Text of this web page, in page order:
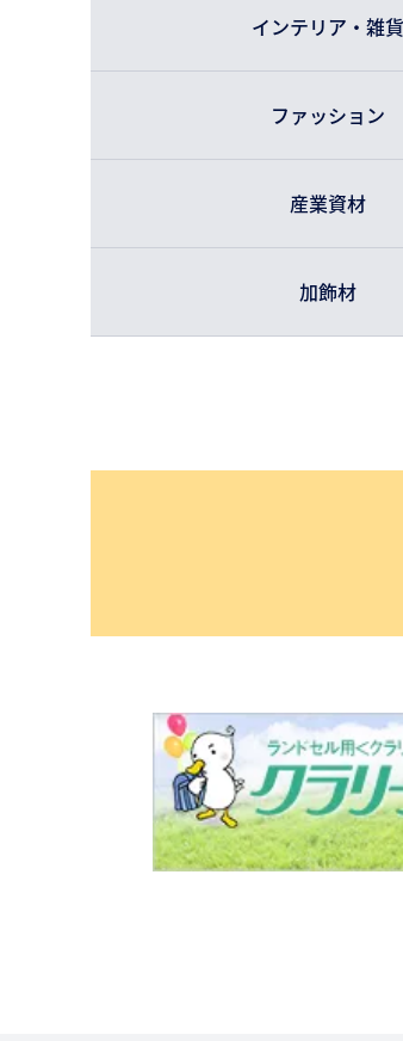
インテリア・雑貨
ファッション
産業資材
加飾材